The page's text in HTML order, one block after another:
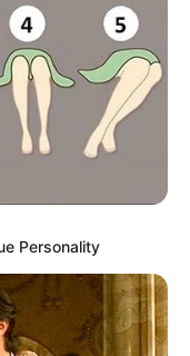
That Can
Personality